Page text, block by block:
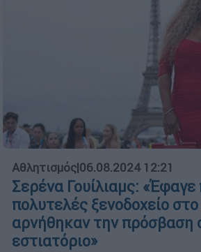
Αθλητισμός|06.08.2024 12:21
Σερένα Γουίλιαμς:
πολυτελές ξενοδοχείο
αρνήθηκαν την πρόσβαση
εστιατόριο»